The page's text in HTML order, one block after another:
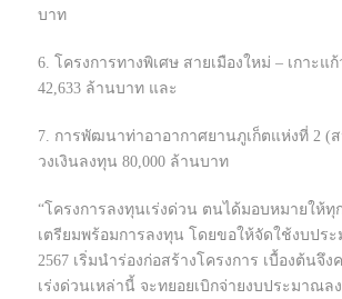
บาท
6. โครงการทางพิเศษ สายเมืองใหม่ – เกาะแก้
42,633 ล้านบาท และ
7. การพัฒนาท่าอาอากาศยานภูเก็ตแห่งที่ 2
วงเงินลงทุน 80,000 ล้านบาท
“โครงการลงทุนเร่งด่วน ตนได้มอบหมายให้ทุ
เตรียมพร้อมการลงทุน โดยขอให้จัดใช้งบปร
2567 เริ่มนำร่องก่อสร้างโครงการ เบื้องต้นจึง
เร่งด่วนเหล่านี้ จะทยอยเบิกจ่ายงบประมาณล